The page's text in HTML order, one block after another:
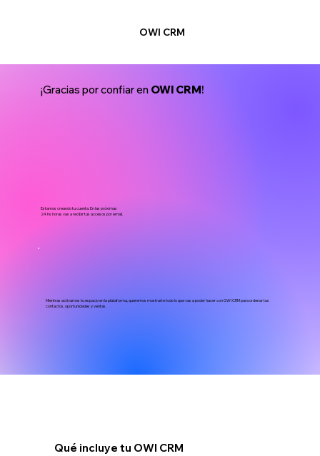
OWI CRM
¡Gracias por confiar en OWI CRM!
Estamos creando tu cuenta. En las próximas
24 hs horas vas a recibir tus accesos por email.
Mientras activamos tu espacio en la plataforma, queremos mostrarte todo lo que vas a poder hacer con OWI CRM para ordenar tus
contactos, oportunidades y ventas.
Qué incluye tu OWI CRM